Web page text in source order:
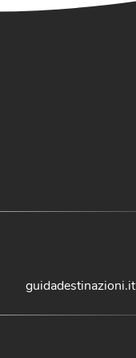
guidadestinazioni.it